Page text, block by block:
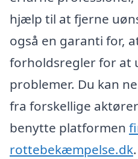
hjælp til at fjerne
også en garanti for,
forholdsregler for at
problemer. Du kan
fra forskellige
benytte platformen
rottebekæmpelse.dk